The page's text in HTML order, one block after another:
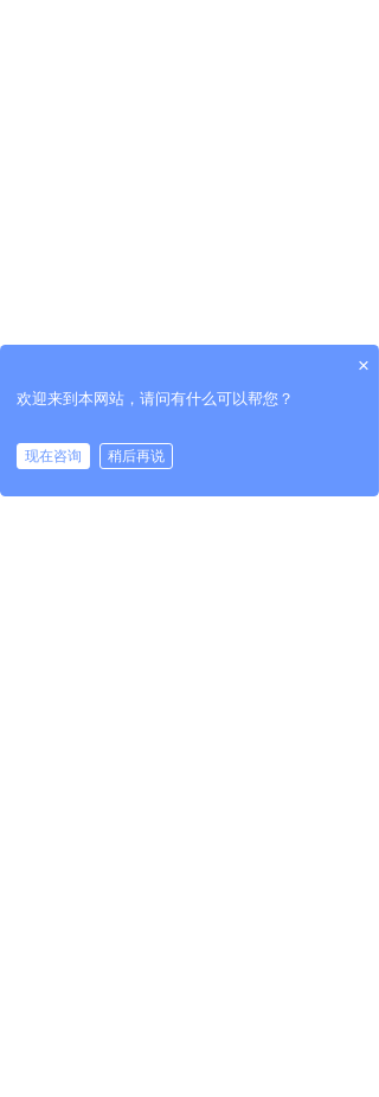
×
欢迎来到本网站，请问有什么可以帮您？
现在咨询 稍后再说